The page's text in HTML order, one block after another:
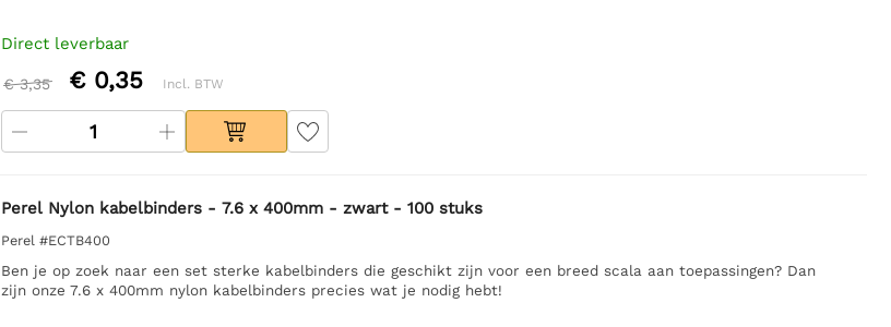
Direct leverbaar
€ 3,35 € 0,35 Incl. BTW
Perel Nylon kabelbinders - 7.6 x 400mm - zwart - 100 stuks
Perel #ECTB400
Ben je op zoek naar een set sterke kabelbinders die geschikt zijn voor een breed scala aan toepassingen? Dan
zijn onze 7.6 x 400mm nylon kabelbinders precies wat je nodig hebt!